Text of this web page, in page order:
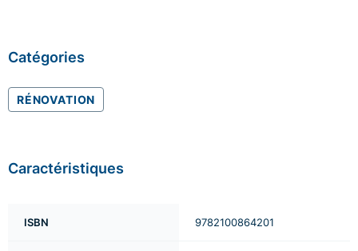
Catégories
RÉNOVATION
Caractéristiques
ISBN 9782100864201